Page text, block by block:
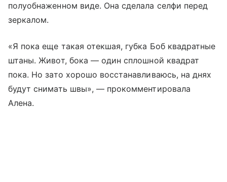
полуобнаженном виде. Она сделала селфи перед
зеркалом.
«Я пока еще такая отекшая, губка Боб квадратные
штаны. Живот, бока — один сплошной квадрат
пока. Но зато хорошо восстанавливаюсь, на днях
будут снимать швы», — прокомментировала
Алена.